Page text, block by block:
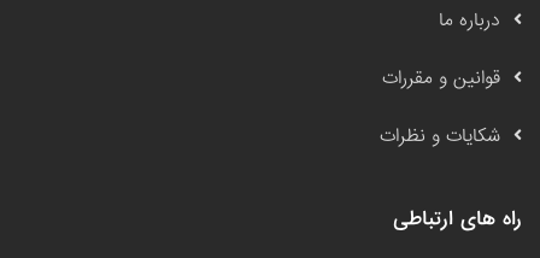
درباره ما
قوانین و مقررات
شکایات و نظرات
راه های ارتباطی